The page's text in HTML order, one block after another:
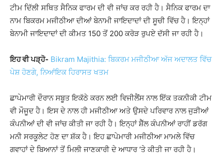
ਟੀਮ ਦਿੱਲੀ ਸਥਿਤ ਸੈਨਿਕ ਫਾਰਮ ਦੀ ਵੀ ਜਾਂਚ ਕਰ ਰਹੀ ਹੈ। ਸੈਨਿਕ ਫਾਰਮ ਦਾ
ਨਾਮ ਬਿਕਰਮ ਮਜੀਠੀਆ ਦੀਆਂ ਬੇਨਾਮੀ ਜਾਇਦਾਦਾਂ ਦੀ ਸੂਚੀ ਵਿੱਚ ਹੈ। ਇਨ੍ਹਾਂ
ਬੇਨਾਮੀ ਜਾਇਦਾਦਾਂ ਦੀ ਕੀਮਤ 150 ਤੋਂ 200 ਕਰੋੜ ਰੁਪਏ ਦੱਸੀ ਜਾ ਰਹੀ ਹੈ।
ਇਹ ਵੀ ਪੜ੍ਹੋ- Bikram Majithia: ਬਿਕਰਮ ਮਜੀਠੀਆ ਅੱਜ ਅਦਾਲਤ ਵਿੱਚ
ਪੇਸ਼ ਹੋਣਗੇ, ਨਿਆਂਇਕ ਹਿਰਾਸਤ ਖਤਮ
ਛਾਪੇਮਾਰੀ ਦੌਰਾਨ ਸਬੂਤ ਇਕੱਠੇ ਕਰਨ ਲਈ ਵਿਜੀਲੈਂਸ ਨਾਲ ਇੱਕ ਤਕਨੀਕੀ ਟੀਮ
ਵੀ ਮੌਜੂਦ ਹੈ। ਇਸ ਦੇ ਨਾਲ ਹੀ ਮਜੀਠੀਆ ਅਤੇ ਉਸਦੇ ਪਰਿਵਾਰ ਨਾਲ ਜੁੜੀਆਂ
ਕੰਪਨੀਆਂ ਦੀ ਵੀ ਜਾਂਚ ਕੀਤੀ ਜਾ ਰਹੀ ਹੈ। ਇਨ੍ਹਾਂ ਸ਼ੈੱਲ ਕੰਪਨੀਆਂ ਰਾਹੀਂ ਡਰੱਗ
ਮਨੀ ਸਰਕੂਲੇਟ ਹੋਣ ਦਾ ਸ਼ੱਕ ਹੈ। ਇਹ ਛਾਪੇਮਾਰੀ ਮਜੀਠੀਆ ਮਾਮਲੇ ਵਿੱਚ
ਗਵਾਹਾਂ ਦੇ ਬਿਆਨਾਂ ਤੋਂ ਮਿਲੀ ਜਾਣਕਾਰੀ ਦੇ ਆਧਾਰ ‘ਤੇ ਕੀਤੀ ਜਾ ਰਹੀ ਹੈ।